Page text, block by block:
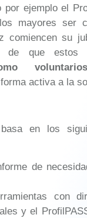
por ejemplo el
mayores ser
comiencen su
de que estos
activa a la
en los
de
con
y el